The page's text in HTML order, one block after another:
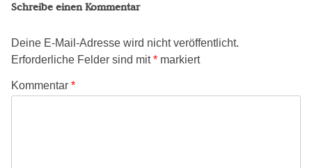
Schreibe einen Kommentar
Deine E-Mail-Adresse wird nicht veröffentlicht.
Erforderliche Felder sind mit* markiert
Kommentar *